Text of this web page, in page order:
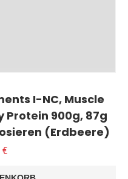
I-NC, Muscle
Protein 900g, 87g
(Erdbeere)
€